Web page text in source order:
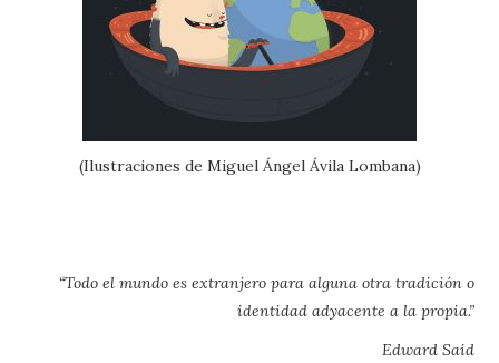
(Ilustraciones de Miguel Ángel Ávila Lombana)
“Todo el mundo es extranjero para alguna otra tradición o
identidad adyacente a la propia.”
Edward Said